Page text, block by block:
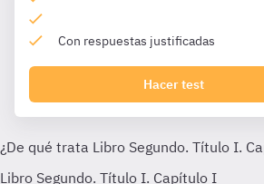
Con respuestas justificadas
Hacer test